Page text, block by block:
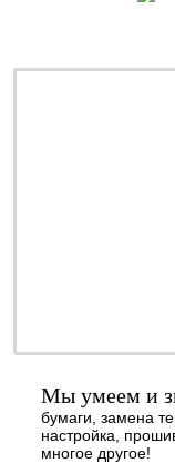
Мы умеем и
бумаги, замена
настройка,
многое другое!